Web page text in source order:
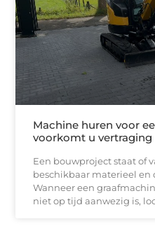
Machine huren voor
voorkomt u
Een bouwproject staat of
beschikbaar materieel en
Wanneer een
niet op tijd aanwezig is,